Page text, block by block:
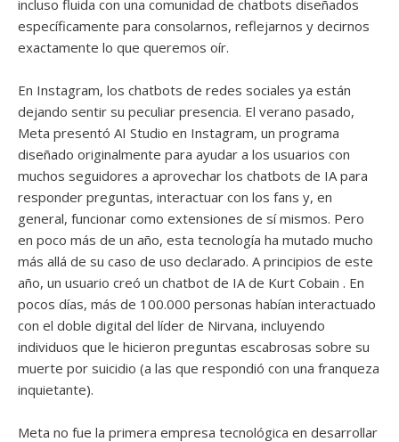
incluso fluida con una comunidad de chatbots diseñados
específicamente para consolarnos, reflejarnos y decirnos
exactamente lo que queremos oír.
En Instagram, los chatbots de redes sociales ya están
dejando sentir su peculiar presencia. El verano pasado,
Meta presentó AI Studio en Instagram, un programa
diseñado originalmente para ayudar a los usuarios con
muchos seguidores a aprovechar los chatbots de IA para
responder preguntas, interactuar con los fans y, en
general, funcionar como extensiones de sí mismos. Pero
en poco más de un año, esta tecnología ha mutado mucho
más allá de su caso de uso declarado. A principios de este
año, un usuario creó un chatbot de IA de Kurt Cobain . En
pocos días, más de 100.000 personas habían interactuado
con el doble digital del líder de Nirvana, incluyendo
individuos que le hicieron preguntas escabrosas sobre su
muerte por suicidio (a las que respondió con una franqueza
inquietante).
Meta no fue la primera empresa tecnológica en desarrollar